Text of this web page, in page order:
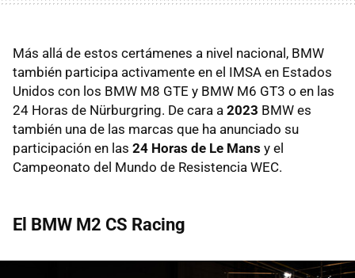
Más allá de estos certámenes a nivel nacional, BMW
también participa activamente en el IMSA en Estados
Unidos con los BMW M8 GTE y BMW M6 GT3 o en las
24 Horas de Nürburgring. De cara a 2023 BMW es
también una de las marcas que ha anunciado su
participación en las 24 Horas de Le Mans y el
Campeonato del Mundo de Resistencia WEC.
El BMW M2 CS Racing